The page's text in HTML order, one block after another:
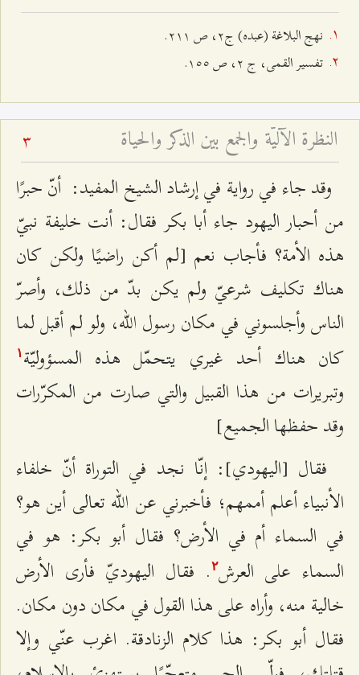
نهج البلاغة (عبده) ج٢، ص ٢۱۱.
تفسير القمى، ج ٢، ص ۱٥٥.
النظرة الآليّة والجمع بين الذكر والحياة 3
وقد جاء في رواية في إرشاد الشيخ المفيد: أنّ حبرًا
من أحبار اليهود جاء أبا بكر فقال: أنت خليفة نبيّ
هذه الأمة؟ فأجاب نعم [لم أكن راضيًا ولكن كان
هناك تكليف شرعيّ ولم يكن بدّ من ذلك، وأصرّ
الناس وأجلسوني في مكان رسول الله، ولو لم أقبل لما
كان هناك أحد غيري يتحمّل هذه المسؤوليّة ۱
وتبريرات من هذا القبيل والتي صارت من المكرّرات
وقد حفظها الجميع]
فقال [اليهودي]: إنّا نجد في التوراة أنّ خلفاء
الأنبياء أعلم أممهم؛ فأخبرني عن الله تعالى أين هو؟
في السماء أم في الأرض؟ فقال أبو بكر: هو في
السماء على العرش٢. فقال اليهوديّ فأرى الأرض
خالية منه، وأراه على هذا القول في مكان دون مكان.
فقال أبو بكر: هذا كلام الزنادقة. اغرب عنّي وإلا